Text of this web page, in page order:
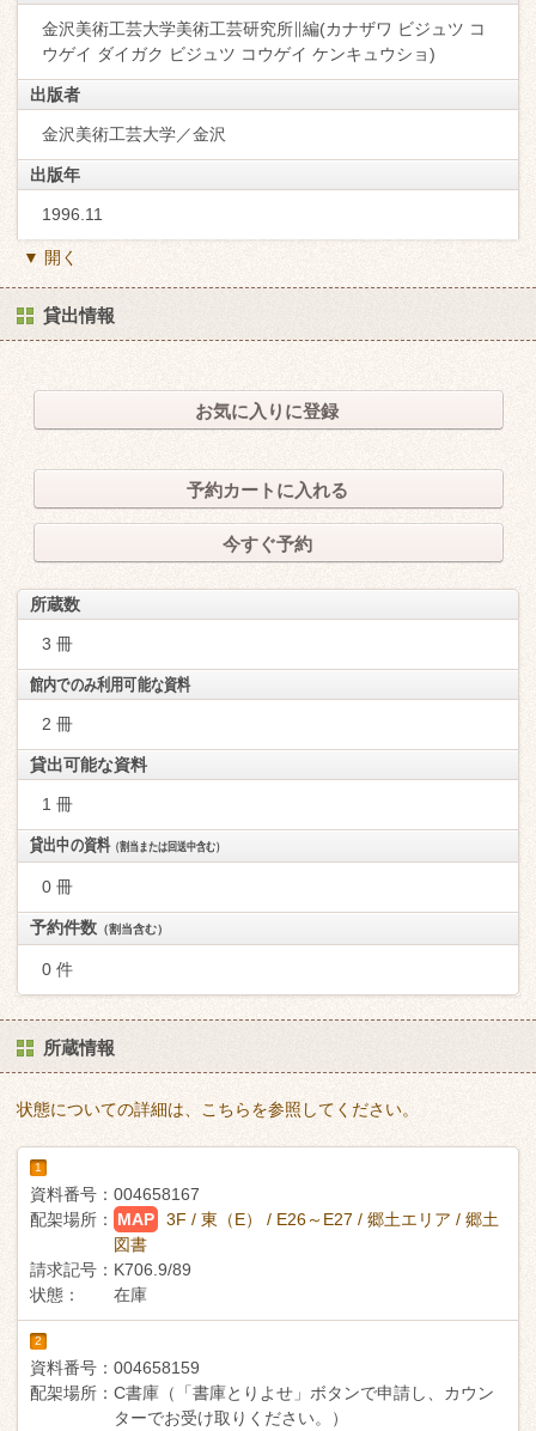
金沢美術工芸大学美術工芸研究所∥編(カナザワ ビジュツ コ
ウゲイ ダイガク ビジュツ コウゲイ ケンキュウショ)
出版者
金沢美術工芸大学／金沢
出版年
1996.11
▼ 開く
貸出情報
お気に入りに登録
予約カートに入れる
今すぐ予約
所蔵数
3 冊
館内でのみ利用可能な資料
2 冊
貸出可能な資料
1 冊
貸出中の資料（割当または回送中含む）
0 冊
予約件数 （割当含む）
0 件
所蔵情報
状態についての詳細は、こちらを参照してください。
1
資料番号： 004658167
配架場所：
MAP
3F / 東（E） / E26～E27 / 郷土エリア / 郷土
図書
請求記号： K706.9/89
状態：
在庫
2
資料番号： 004658159
配架場所： C書庫（「書庫とりよせ」ボタンで申請し、カウン
ターでお受け取りください。）